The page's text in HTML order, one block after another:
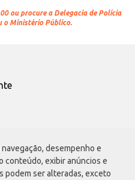
desempenho e
conteúdo, exibir anúncios e
podem ser alteradas, exceto
ou procure a Delegacia de Polícia
o Ministério Público.
S.A.
Vila Maria, São Paulo - SP | CEP
0001-09